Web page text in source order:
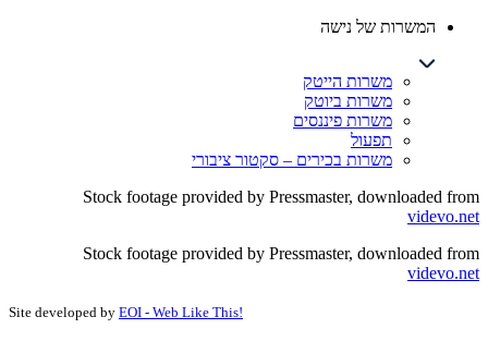
המשרות של נישה
משרות הייטק
משרות ביוטק
משרות פיננסים
תפעול
משרות בכירים – סקטור ציבורי
Stock footage provided by Pressmaster, downloaded from
videvo.net
Stock footage provided by Pressmaster, downloaded from
videvo.net
Site developed by EOI - Web Like This!